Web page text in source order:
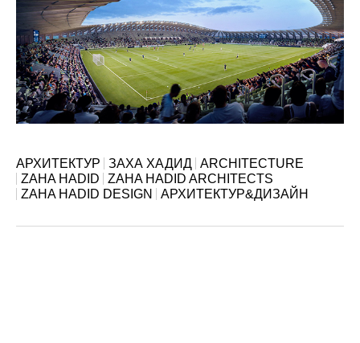
АРХИТЕКТУР ЗАХА ХАДИД ARCHITECTURE
ZAHA HADID
ZAHA HADID ARCHITECTS
ZAHA HADID DESIGN
АРХИТЕКТУР&ДИЗАЙН